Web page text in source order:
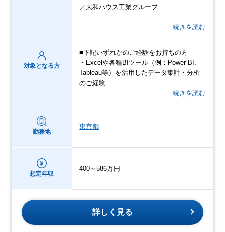
／大和ハウス工業グループ
…続きを読む
対象となる方
■下記いずれかのご経験をお持ちの方
・Excelや各種BIツール（例：Power BI、
Tableau等）を活用したデータ集計・分析
のご経験
…続きを読む
勤務地
東京都
想定年収
400～586万円
詳しく見る